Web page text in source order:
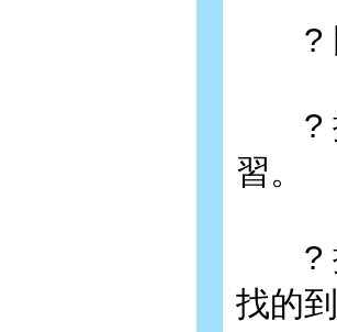
? 圖
? 搭
習。
? 提
找的